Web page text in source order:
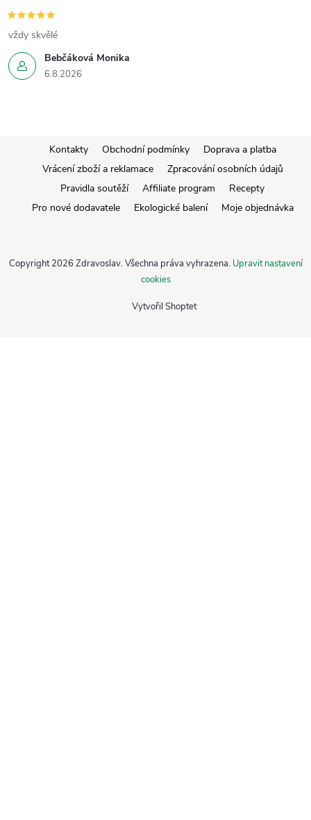
Bebčáková Monika
6.8.2026
vždy skvělé
a
Kontakty Obchodní podmínky
Doprava a platba
Vrácení zboží a reklamace
Zpracování osobních údajů
Pravidla soutěží
Affiliate program
Recepty
Pro nové dodavatele
Ekologické balení Moje objednávka
Vytvořil Shoptet
Copyright 2026 Zdravoslav. Všechna práva vyhrazena. Upravit nastavení
cookies